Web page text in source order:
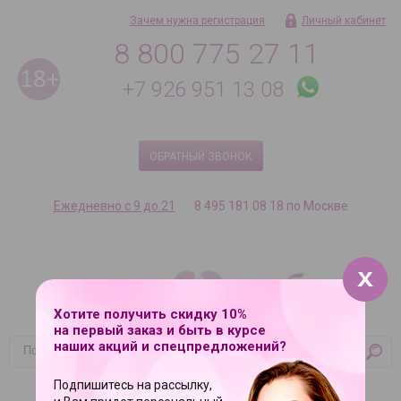
8 800 775 27 11
+7 926 951 13 08
ОБРАТНЫЙ ЗВОНОК
Зачем нужна регистрация Личный кабинет
Ежедневно с 9 до 21 8 495 181 08 18 по Москве
Ваша корзина пуста
Хотите получить скидку 10%
на первый заказ и быть в курсе
наших акций и спецпредложений?
Подпишитесь на рассылку,